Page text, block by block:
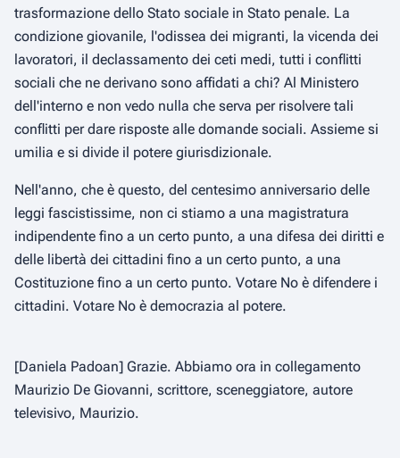
trasformazione dello Stato sociale in Stato penale. La
condizione giovanile, l'odissea dei migranti, la vicenda dei
lavoratori, il declassamento dei ceti medi, tutti i conflitti
sociali che ne derivano sono affidati a chi? Al Ministero
dell'interno e non vedo nulla che serva per risolvere tali
conflitti per dare risposte alle domande sociali. Assieme si
umilia e si divide il potere giurisdizionale.
Nell'anno, che è questo, del centesimo anniversario delle
leggi fascistissime, non ci stiamo a una magistratura
indipendente fino a un certo punto, a una difesa dei diritti e
delle libertà dei cittadini fino a un certo punto, a una
Costituzione fino a un certo punto. Votare No è difendere i
cittadini. Votare No è democrazia al potere.
[Daniela Padoan] Grazie. Abbiamo ora in collegamento
Maurizio De Giovanni, scrittore, sceneggiatore, autore
televisivo, Maurizio.